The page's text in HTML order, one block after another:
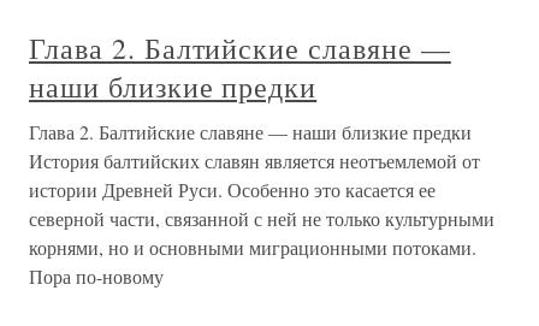
Глава 2. Балтийские славяне —
наши близкие предки
Глава 2. Балтийские славяне — наши близкие предки
История балтийских славян является неотъемлемой от
истории Древней Руси. Особенно это касается ее
северной части, связанной с ней не только культурными
корнями, но и основными миграционными потоками.
Пора по-новому